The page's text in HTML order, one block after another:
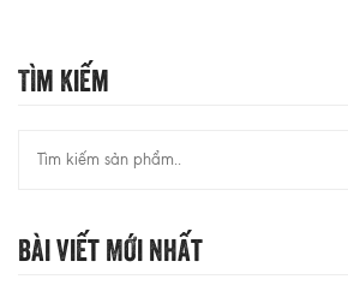
Tìm Kiếm
Bài Viết Mới Nhất